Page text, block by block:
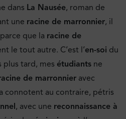
dans La Nausée, roman de
une racine de marronnier, il
parce que la racine de
le tout autre. C’est l’en-soi du
plus tard, mes étudiants ne
de marronnier avec
connotent au contraire, pétris
, avec une reconnaissance à